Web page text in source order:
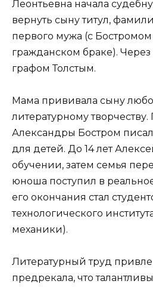
Леонтьевна начала
вернуть сыну титул,
первого мужа (с
гражданском браке). Через
графом Толстым.
Мама прививала сыну
литературному
Александры Бостром
для детей. До 14 лет
обучении, затем семья
юноша поступил в
его окончания стал
технологического
механики).
Литературный труд
предрекала, что